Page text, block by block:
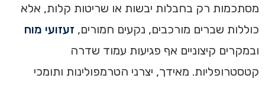
מסתכמות רק בחבלות יבשות או שריטות קלות, אלא
כוללות שברים מורכבים, נקעים חמורים, זעזועי מוח
ובמקרים קיצוניים אף פגיעות עמוד שדרה
קטסטרופליות. מאידך, יצרני הטרמפולינות ותומכי